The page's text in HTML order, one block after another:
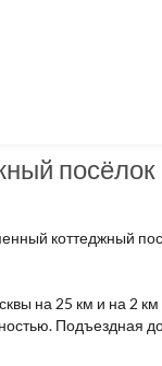
посёлок
коттеджный
на 25 км и на 2 км
Подъездная